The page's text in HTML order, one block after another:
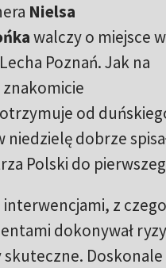
Nielsa
walczy o miejsce w
Poznań. Jak na
od
dobrze
Polski do
interwencjami, z
dokonywał
skuteczne.